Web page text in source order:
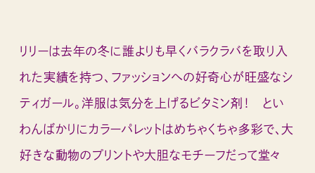
リリーは去年の冬に誰よりも早くバラクラバを取り入
れた実績を持つ、ファッションへの好奇心が旺盛なシ
ティガール。洋服は気分を上げるビタミン剤！ とい
わんばかりにカラーパレットはめちゃくちゃ多彩で、大
好きな動物のプリントや大胆なモチーフだって堂々